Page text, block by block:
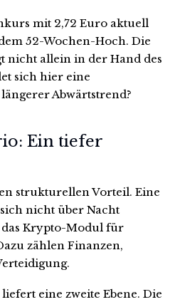
mit 2,72 Euro aktuell
52-Wochen-Hoch. Die
nicht allein in der Hand des
sich hier eine
Abwärtstrend?
Ein tiefer
strukturellen Vorteil. Eine
nicht über Nacht
Krypto-Modul für
zählen Finanzen,
eine zweite Ebene. Die